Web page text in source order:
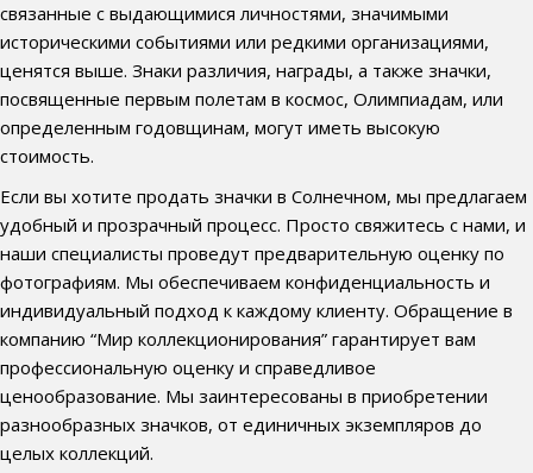
связанные с выдающимися личностями, значимыми
историческими событиями или редкими организациями,
ценятся выше. Знаки различия, награды, а также значки,
посвященные первым полетам в космос, Олимпиадам, или
определенным годовщинам, могут иметь высокую
стоимость.
Если вы хотите продать значки в Солнечном, мы предлагаем
удобный и прозрачный процесс. Просто свяжитесь с нами, и
наши специалисты проведут предварительную оценку по
фотографиям. Мы обеспечиваем конфиденциальность и
индивидуальный подход к каждому клиенту. Обращение в
компанию “Мир коллекционирования” гарантирует вам
профессиональную оценку и справедливое
ценообразование. Мы заинтересованы в приобретении
разнообразных значков, от единичных экземпляров до
целых коллекций.